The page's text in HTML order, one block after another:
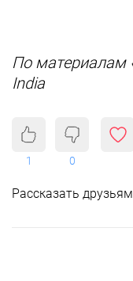
По материалам
India
1 0
Рассказать друзьям